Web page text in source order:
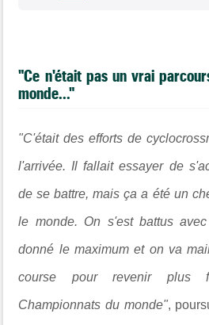
"Ce n'était pas un vrai
monde..."
"C'était des efforts de
l'arrivée. Il fallait essayer de
de se battre, mais ça a été un
le monde. On s'est battus
donné le maximum et on va
course pour revenir plus
Championnats du monde",